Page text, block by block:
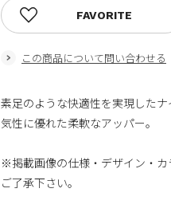
この商品について問い合わせる
FAVORITE
素足のような快適性を実現した
気性に優れた柔軟なアッパー。
※掲載画像の仕様・デザイン・
ご了承下さい。